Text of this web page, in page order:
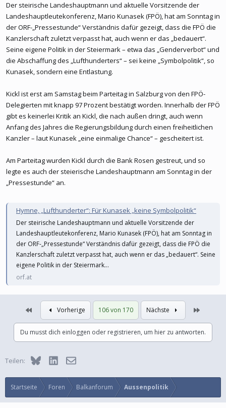
Der steirische Landeshauptmann und aktuelle Vorsitzende der
Landeshauptleutekonferenz, Mario Kunasek (FPÖ), hat am Sonntag in
der ORF-„Pressestunde“ Verständnis dafür gezeigt, dass die FPÖ die
Kanzlerschaft zuletzt verpasst hat, auch wenn er das „bedauert“.
Seine eigene Politik in der Steiermark – etwa das „Genderverbot“ und
die Abschaffung des „Lufthunderters“ – sei keine „Symbolpolitik“, so
Kunasek, sondern eine Entlastung.
Kickl ist erst am Samstag beim Parteitag in Salzburg von den FPÖ-
Delegierten mit knapp 97 Prozent bestätigt worden. Innerhalb der FPÖ
gibt es keinerlei Kritik an Kickl, die nach außen dringt, auch wenn
Anfang des Jahres die Regierungsbildung durch einen freiheitlichen
Kanzler – laut Kunasek „eine einmalige Chance“ – gescheitert ist.
Am Parteitag wurden Kickl durch die Bank Rosen gestreut, und so
legte es auch der steierische Landeshauptmann am Sonntag in der
„Pressestunde“ an.
Hymne, „Lufthunderter“: Für Kunasek „keine Symbolpolitik“
Der steirische Landeshauptmann und aktuelle Vorsitzende der
Landeshauptleutekonferenz, Mario Kunasek (FPÖ), hat am Sonntag in
der ORF-„Pressestunde“ Verständnis dafür gezeigt, dass die FPÖ die
Kanzlerschaft zuletzt verpasst hat, auch wenn er das „bedauert“. Seine
eigene Politik in der Steiermark...
orf.at
Vorherige 106 von 170 Nächste
Du musst dich einloggen oder registrieren, um hier zu antworten.
Teilen: BlueskyLinkedInE-Mail
Startseite Foren Balkanforum Aussenpolitik